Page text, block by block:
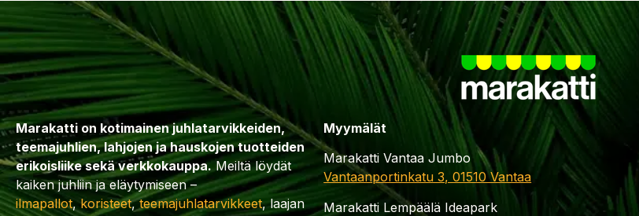
Marakatti on kotimainen juhlatarvikkeiden,
teemajuhlien, lahjojen ja hauskojen tuotteiden
erikoisliike sekä verkkokauppa.Meiltä löydät
kaiken juhliin ja eläytymiseen –
ilmapallot,koristeet,teemajuhlatarvikkeet, laajan
Myymälät
Marakatti Vantaa Jumbo
Vantaanportinkatu 3, 01510 Vantaa
Marakatti Lempäälä Ideapark